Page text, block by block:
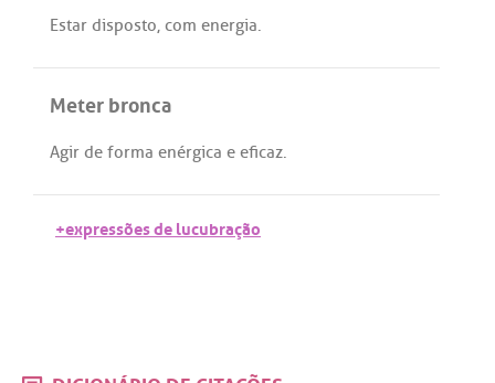
Estar disposto, com energia.
Meter bronca
Agir de forma enérgica e eficaz.
+expressões de lucubração